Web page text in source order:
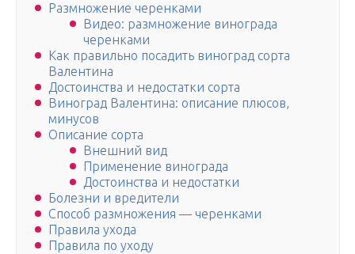
Размножение черенками
Видео: размножение винограда
черенками
Как правильно посадить виноград сорта
Валентина
Достоинства и недостатки сорта
Виноград Валентина: описание плюсов,
минусов
Описание сорта
Внешний вид
Применение винограда
Достоинства и недостатки
Болезни и вредители
Способ размножения — черенками
Правила ухода
Правила по уходу